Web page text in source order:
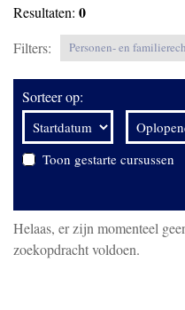
Resultaten: 0
Filters:
Personen- en
Sorteer op:
Toon gestarte cursussen
Helaas, er zijn momenteel
zoekopdracht voldoen.